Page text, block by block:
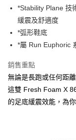
每筆NT$60，滿
7-11取貨付款
每筆NT$60，滿
宅配
每筆NT$80，滿
*Stability Plane 技
緩震及舒適度
*弧形鞋底
*屬 Run Euphoric
銷售重點
無論是長跑或任何距
這雙 Fresh Foam X
的足底緩震效能，為